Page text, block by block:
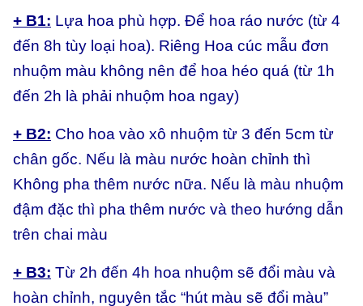
+ B1: Lựa hoa phù hợp. Để hoa ráo nước (từ 4
đến 8h tùy loại hoa). Riêng Hoa cúc mẫu đơn
nhuộm màu không nên để hoa héo quá (từ 1h
đến 2h là phải nhuộm hoa ngay)
+ B2: Cho hoa vào xô nhuộm từ 3 đến 5cm từ
chân gốc. Nếu là màu nước hoàn chỉnh thì
Không pha thêm nước nữa. Nếu là màu nhuộm
đậm đặc thì pha thêm nước và theo hướng dẫn
trên chai màu
+ B3: Từ 2h đến 4h hoa nhuộm sẽ đổi màu và
hoàn chỉnh, nguyên tắc “hút màu sẽ đổi màu”